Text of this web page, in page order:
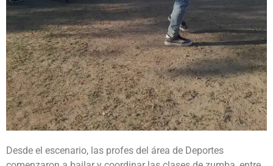
Desde el escenario, las profes del área de Deportes